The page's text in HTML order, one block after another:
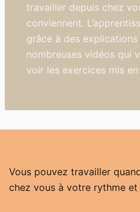
travailler depuis chez
conviennent.
grâce à des
nombreuses vidéos qui
voir les exercices mis
Vous pouvez travailler
chez vous à votre rythme